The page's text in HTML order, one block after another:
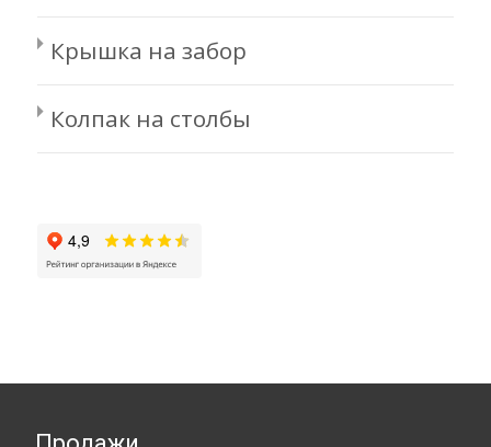
Крышка на забор
Колпак на столбы